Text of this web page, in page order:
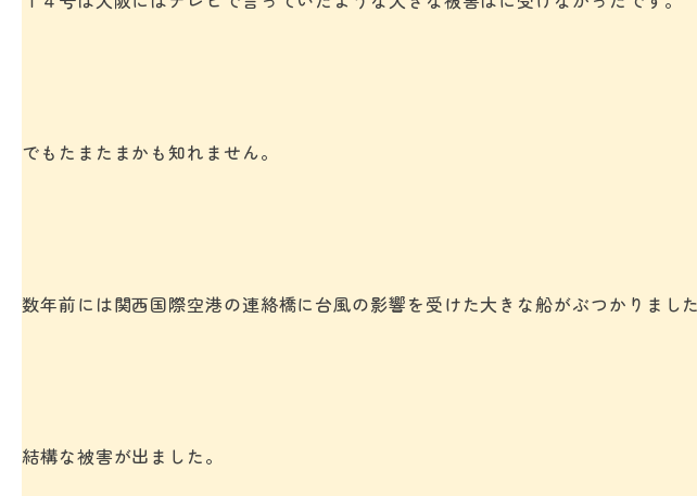
でもたまたまかも知れません。
数年前には関西国際空港の連絡橋に台風の影響を受けた大きな船がぶつかりました
結構な被害が出ました。